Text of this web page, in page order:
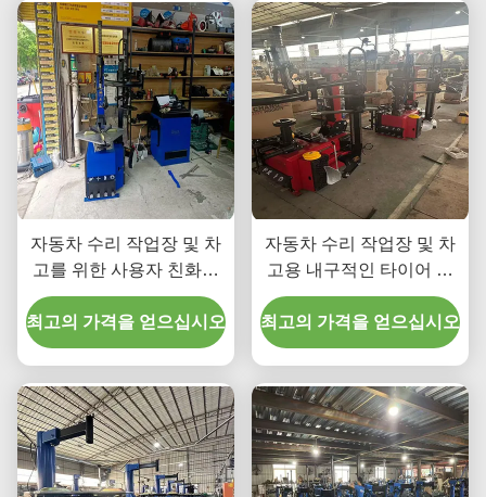
자동차 수리 작업장 및 차
고를 위한 사용자 친화적
인 타이어 교환기 CE 인증
및 사용 용이
최고의 가격을 얻으십시오
자동차 수리 작업장 및 차
고용 내구적인 타이어 교
환기 CE 인증 및 전문
최고의 가격을 얻으십시오